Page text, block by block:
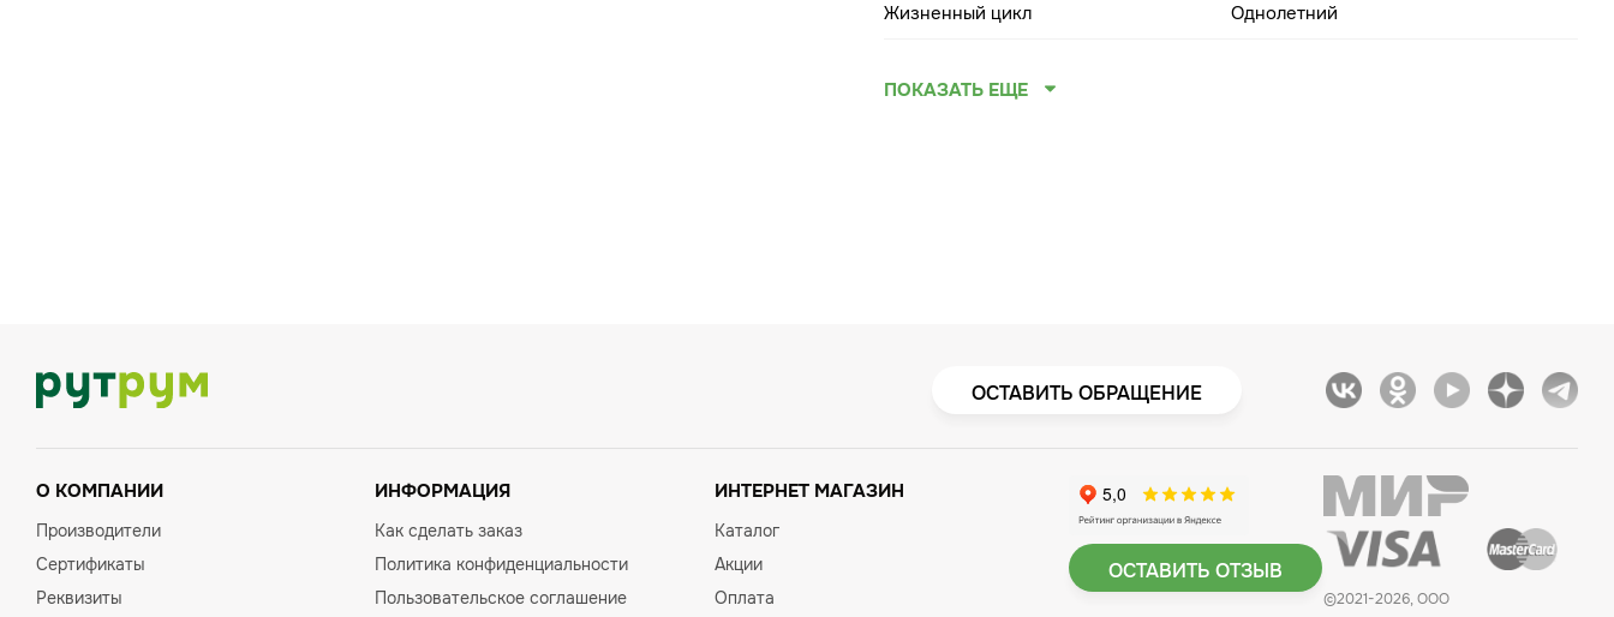
Жизненный цикл Однолетний
ПОКАЗАТЬ ЕЩЕ
ОСТАВИТЬ ОБРАЩЕНИЕ
О КОМПАНИИ
Производители
Сертификаты
Реквизиты
ИНФОРМАЦИЯ
Как сделать заказ
Политика конфиденциальности
Пользовательское соглашение
ИНТЕРНЕТ МАГАЗИН
Каталог
Акции
Оплата
ОСТАВИТЬ ОТЗЫВ
©2021-2026, ООО